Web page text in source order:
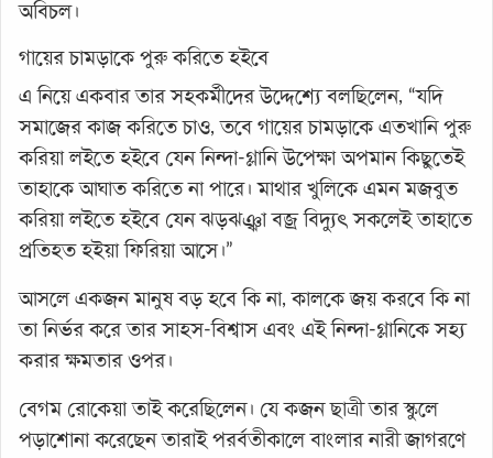
অবিচল।
গায়ের চামড়াকে পুরু করিতে হইবে
এ নিয়ে একবার তার সহকর্মীদের উদ্দেশ্যে বলছিলেন, “যদি
সমাজের কাজ করিতে চাও, তবে গায়ের চামড়াকে এতখানি পুরু
করিয়া লইতে হইবে যেন নিন্দা-গ্লানি উপেক্ষা অপমান কিছুতেই
তাহাকে আঘাত করিতে না পারে। মাথার খুলিকে এমন মজবুত
করিয়া লইতে হইবে যেন ঝড়ঝঞ্ঝা বজ্র বিদ্যুৎ সকলেই তাহাতে
প্রতিহত হইয়া ফিরিয়া আসে।”
আসলে একজন মানুষ বড় হবে কি না, কালকে জয় করবে কি না
তা নির্ভর করে তার সাহস-বিশ্বাস এবং এই নিন্দা-গ্লানিকে সহ্য
করার ক্ষমতার ওপর।
বেগম রোকেয়া তাই করেছিলেন। যে কজন ছাত্রী তার স্কুলে
পড়াশোনা করেছেন তারাই পরর্বতীকালে বাংলার নারী জাগরণে